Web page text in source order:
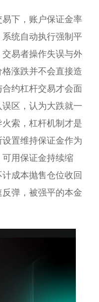
下，账户保证金率
统自动执行强制平
易者操作失误与外
涨跌并不会直接造
约杠杆交易才会面
区，认为大跌就一
索，杠杆机制才是
置维持保证金作为
用保证金持续缩
成本抛售仓位收回
弹，被强平的本金